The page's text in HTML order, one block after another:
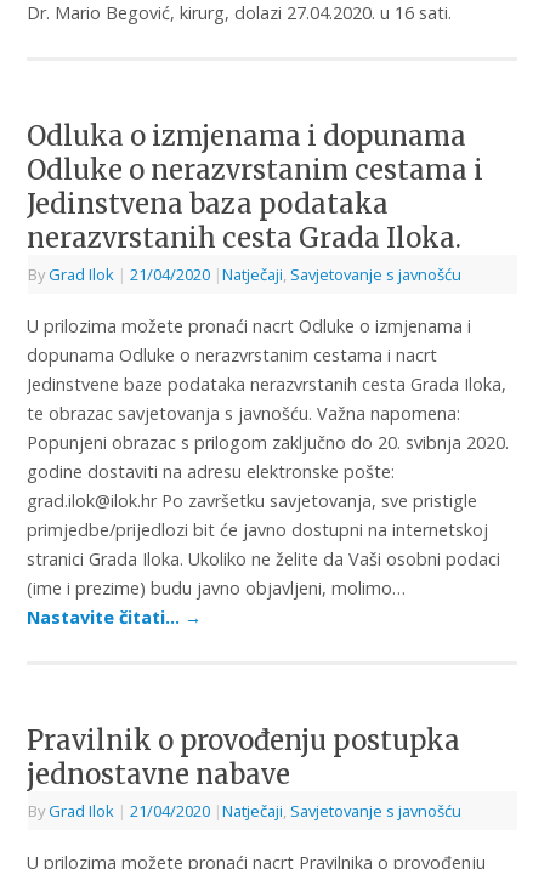
Dr. Mario Begović, kirurg, dolazi 27.04.2020. u 16 sati.
Odluka o izmjenama i dopunama
Odluke o nerazvrstanim cestama i
Jedinstvena baza podataka
nerazvrstanih cesta Grada Iloka.
ByGrad Ilok | 21/04/2020 |Natječaji, Savjetovanje s javnošću
U prilozima možete pronaći nacrt Odluke o izmjenama i
dopunama Odluke o nerazvrstanim cestama i nacrt
Jedinstvene baze podataka nerazvrstanih cesta Grada Iloka,
te obrazac savjetovanja s javnošću. Važna napomena:
Popunjeni obrazac s prilogom zaključno do 20. svibnja 2020.
godine dostaviti na adresu elektronske pošte:
grad.ilok@ilok.hr Po završetku savjetovanja, sve pristigle
primjedbe/prijedlozi bit će javno dostupni na internetskoj
stranici Grada Iloka. Ukoliko ne želite da Vaši osobni podaci
(ime i prezime) budu javno objavljeni, molimo…
Nastavite čitati… →
Pravilnik o provođenju postupka
jednostavne nabave
ByGrad Ilok | 21/04/2020 |Natječaji, Savjetovanje s javnošću
U prilozima možete pronaći nacrt Pravilnika o provođenju